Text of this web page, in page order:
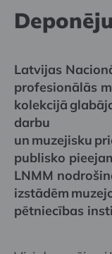
Latvijas
profesionālās
kolekcijā
darbu
un muzejisku
publisko
LNMM
izstādēm
pētniecības